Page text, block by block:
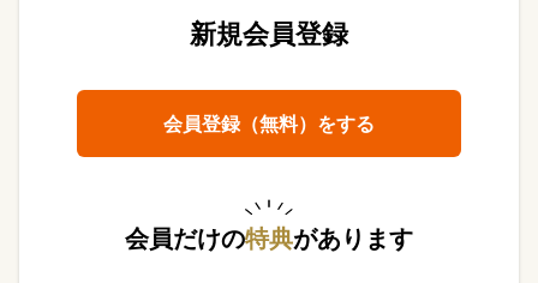
新規会員登録
会員登録（無料）をする
会員だけの特典があります